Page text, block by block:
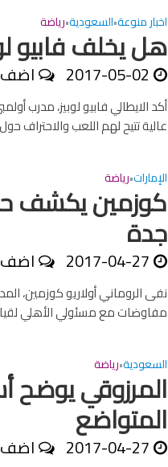
اخبار منوعة•السعودية•رياضة
هل يخلف فابيو
2017-05-02 اضف
أكد الايطالي فابيو لوبيز، مدرب
عالية تتيح لهم اللعب والاحتراف
الإمارات•رياضة
كوزمين يكشف
جدة
2017-04-27 اضف
نفى الروماني أولاريو كوزمين،
مفاوضات مع مسئولي الأهلي
السعودية•رياضة
المرزوقي
المتواضع
2017-04-27 اضف